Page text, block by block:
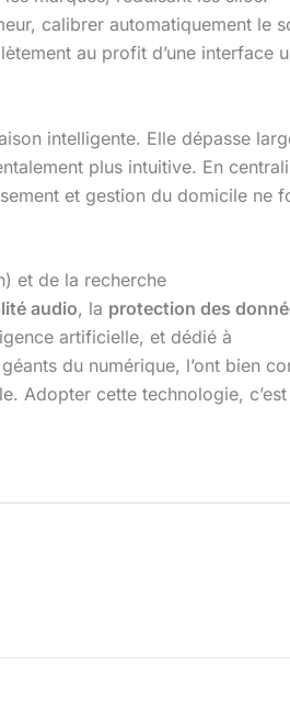
calibrer automatiquement le
au profit d’une interface
intelligente. Elle dépasse
plus intuitive. En
et gestion du domicile ne
et de la recherche
audio, la protection des
artificielle, et dédié à
du numérique, l’ont bien
Adopter cette technologie,